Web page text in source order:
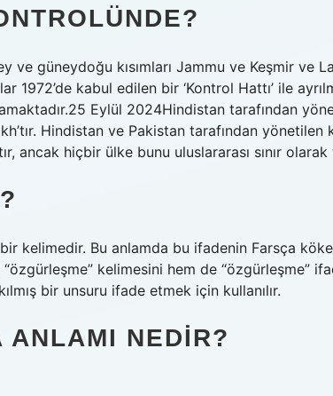
ve güneydoğu kısımları Jammu ve Keşmir ve
1972’de kabul edilen bir ‘Kontrol Hattı’ ile
Eylül 2024Hindistan tarafından
Hindistan ve Pakistan tarafından yönetilen
ancak hiçbir ülke bunu uluslararası sınır olarak
kelimedir. Bu anlamda bu ifadenin Farsça
kelimesini hem de “özgürleşme”
bir unsuru ifade etmek için kullanılır.
ANLAMI NEDIR?